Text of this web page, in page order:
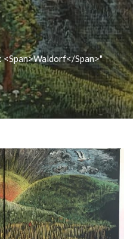
<span>waldorf</span>"